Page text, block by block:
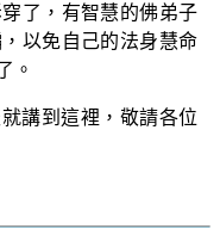
了，有智慧的佛弟子
以免自己的法身慧命
。
講到這裡，敬請各位